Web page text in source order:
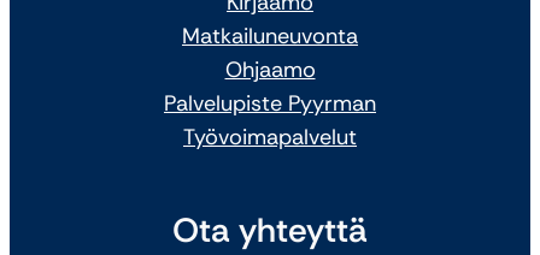
Matkailuneuvonta
Ohjaamo
Palvelupiste Pyyrman
Työvoimapalvelut
Ota yhteyttä